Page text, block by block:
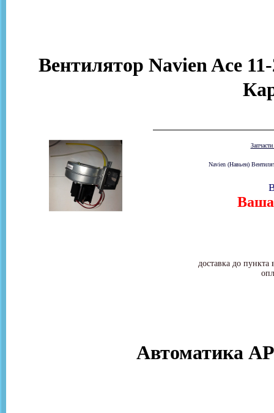
Вентилятор Navien Ace
Запчасти
Navien (Навьен)
Ваша
доставка до
Автоматика